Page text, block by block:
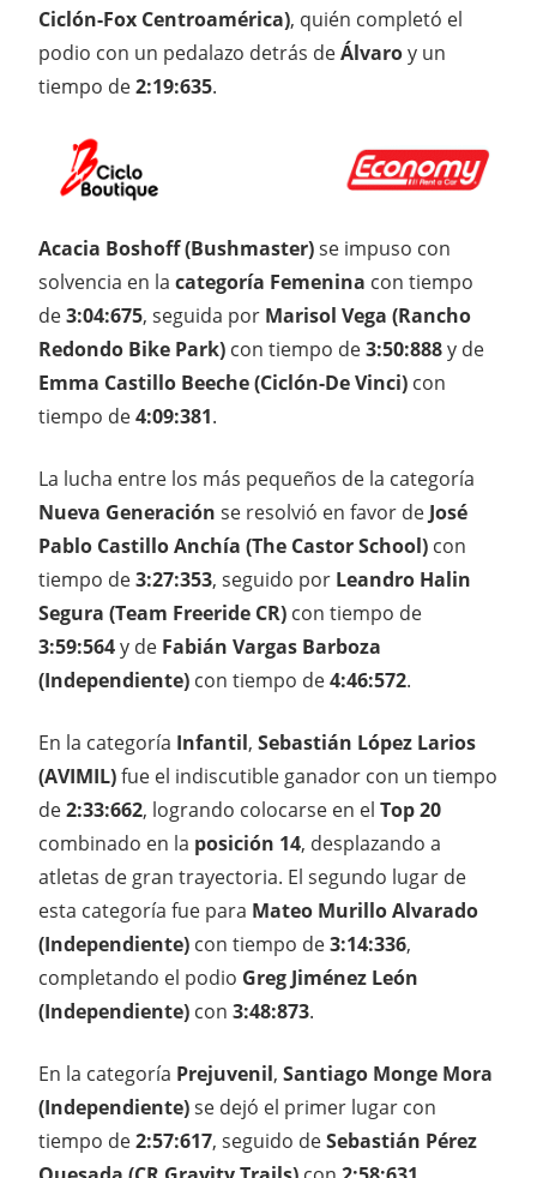
Ciclón-Fox Centroamérica), quién completó el
podio con un pedalazo detrás deÁlvaroy un
tiempo de2:19:635.
Acacia Boshoff (Bushmaster)se impuso con
solvencia en la categoría Femenina con tiempo
de3:04:675, seguida por Marisol Vega (Rancho
Redondo Bike Park) con tiempo de3:50:888y de
Emma Castillo Beeche (Ciclón-De Vinci) con
tiempo de4:09:381.
La lucha entre los más pequeños de la categoría
Nueva Generación se resolvió en favor de José
Pablo Castillo Anchía (The Castor School) con
tiempo de3:27:353, seguido por Leandro Halin
Segura (Team Freeride CR) con tiempo de
3:59:564y de Fabián Vargas Barboza
(Independiente) con tiempo de4:46:572.
En la categoría Infantil, Sebastián López Larios
(AVIMIL)fue el indiscutible ganador con un tiempo
de2:33:662, logrando colocarse en el Top 20
combinado en la posición 14, desplazando a
atletas de gran trayectoria. El segundo lugar de
esta categoría fue para Mateo Murillo Alvarado
(Independiente) con tiempo de3:14:336,
completando el podio Greg Jiménez León
(Independiente) con 3:48:873.
En la categoría Prejuvenil, Santiago Monge Mora
(Independiente)se dejó el primer lugar con
tiempo de2:57:617, seguido deSebastián Pérez